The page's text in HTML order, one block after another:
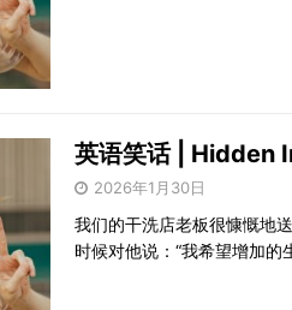
英语笑话 | Hidden
2026年1月30日
我们的干洗店老板很慷慨地
时候对他说：“我希望增加的